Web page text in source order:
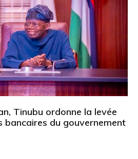
Tinubu ordonne la levée
bancaires du gouvernement